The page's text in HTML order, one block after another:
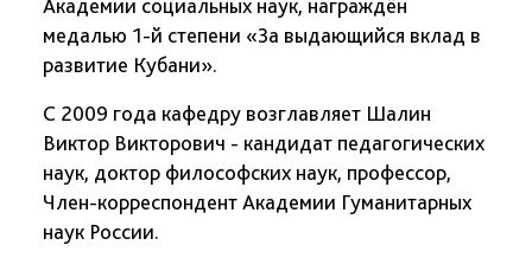
Академии социальных наук, награждён
медалью 1-й степени «За выдающийся вклад в
развитие Кубани».
С 2009 года кафедру возглавляет Шалин
Виктор Викторович - кандидат педагогических
наук, доктор философских наук, профессор,
Член-корреспондент Академии Гуманитарных
наук России.